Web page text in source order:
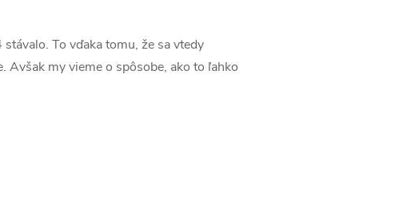
To vďaka tomu, že sa vtedy
Avšak my vieme o spôsobe, ako to ľahko